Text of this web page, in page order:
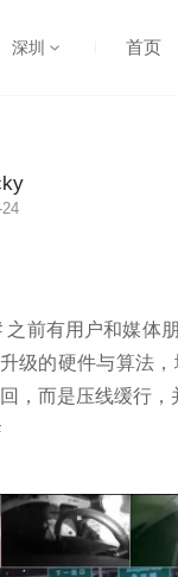
深圳 首页
前有用户和媒体
级的硬件与算法
，而是压线缓行